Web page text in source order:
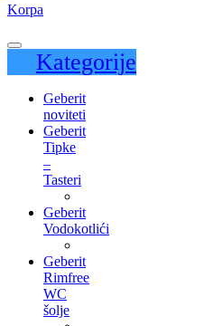
Korpa
Kategorije
Geberit
noviteti
Geberit
Tipke
–
Tasteri
Geberit
Vodokotlići
Geberit
Rimfree
WC
šolje